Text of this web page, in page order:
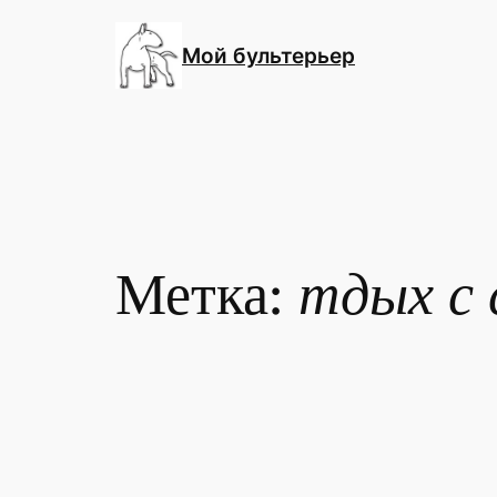
содержимому
Мой бультерьер
Метка: тдых с